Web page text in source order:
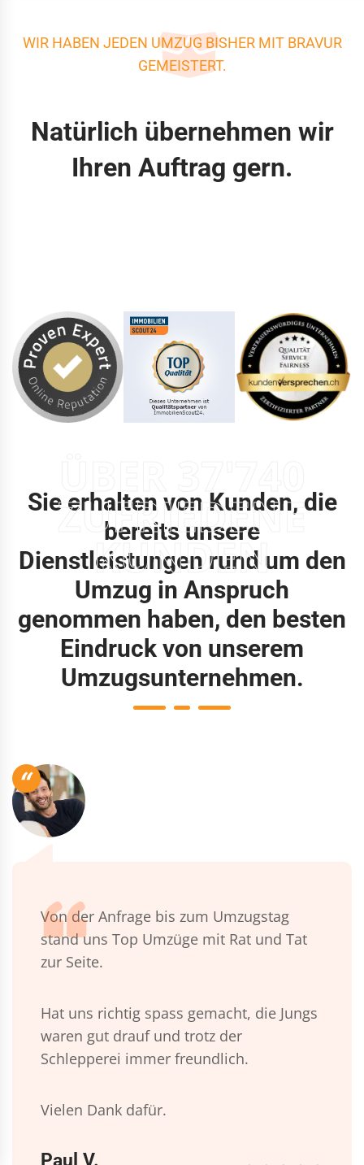
WIR HABEN JEDEN UMZUG BISHER MIT BRAVUR
GEMEISTERT.
Natürlich übernehmen wir
Ihren Auftrag gern.
ZUFRIEDENE
KUNDEN
Sie erhalten von Kunden, die
bereits unsere
Dienstleistungen rund um den
Umzug in Anspruch
genommen haben, den besten
Eindruck von unserem
Umzugsunternehmen.
“
Von der Anfrage bis zum Umzugstag
stand uns Top Umzüge mit Rat und Tat
zur Seite.
Hat uns richtig spass gemacht, die Jungs
waren gut drauf und trotz der
Schlepperei immer freundlich.
Vielen Dank dafür.
Paul V.